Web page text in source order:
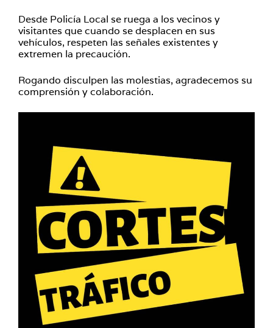
Desde Policía Local se ruega a los vecinos y
visitantes que cuando se desplacen en sus
vehículos, respeten las señales existentes y
extremen la precaución.
Rogando disculpen las molestias, agradecemos su
comprensión y colaboración.